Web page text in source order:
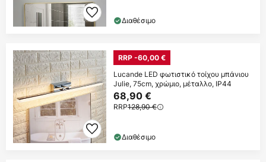
Διαθέσιμο
RRP -60,00 €
Lucande LED φωτιστικό τοίχου μπάνιου
Julie, 75cm, χρώμιο, μέταλλο, IP44
68,90 €
RRP128,90 €
Διαθέσιμο